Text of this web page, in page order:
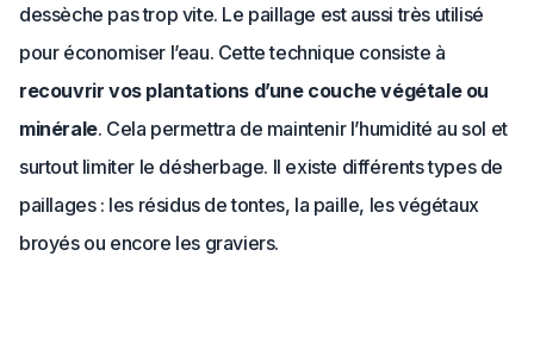
dessèche pas trop vite. Le paillage est aussi très utilisé
pour économiser l’eau. Cette technique consiste à
recouvrir vos plantations d’une couche végétale ou
minérale. Cela permettra de maintenir l’humidité au sol et
surtout limiter le désherbage. Il existe différents types de
paillages : les résidus de tontes, la paille, les végétaux
broyés ou encore les graviers.